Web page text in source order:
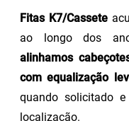
Fitas K7/Cassete
ao longo dos
alinhamos
com equalização
quando solicitado
localização.